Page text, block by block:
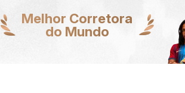
Melhor Corretora
do Mundo